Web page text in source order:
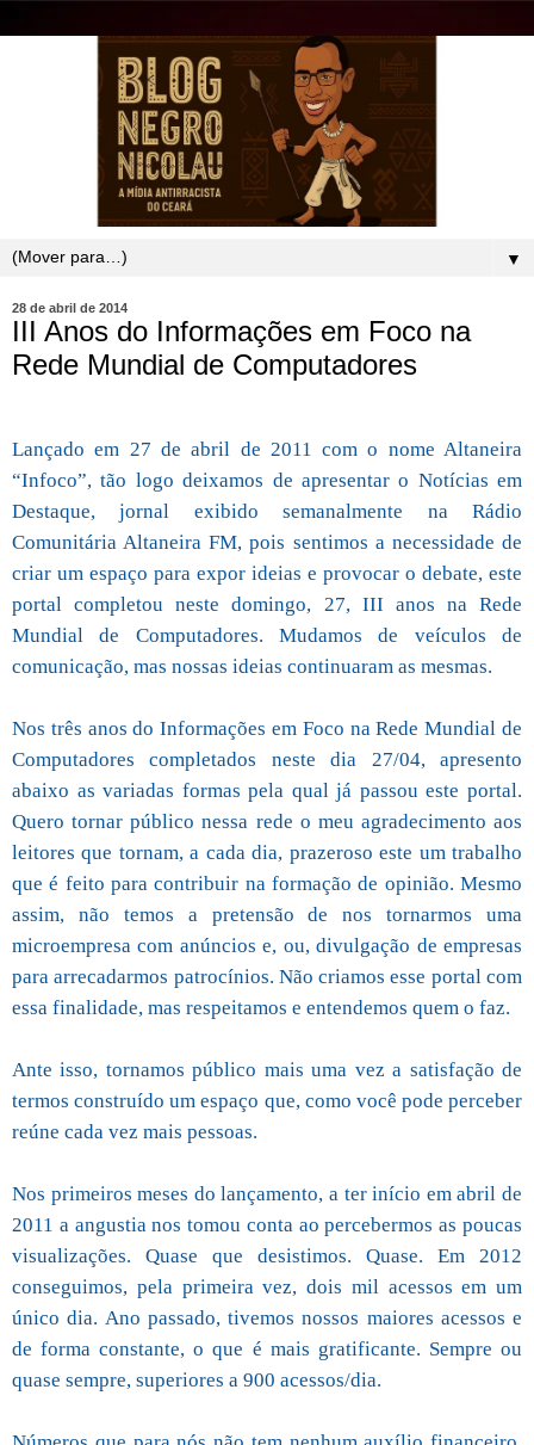
▼
28 de abril de 2014
III Anos do Informações em Foco na
Rede Mundial de Computadores
Lançado em 27 de abril de 2011 com o nome Altaneira
“Infoco”, tão logo deixamos de apresentar o Notícias em
Destaque, jornal exibido semanalmente na Rádio
Comunitária Altaneira FM, pois sentimos a necessidade de
criar um espaço para expor ideias e provocar o debate, este
portal completou neste domingo, 27, III anos na Rede
Mundial de Computadores. Mudamos de veículos de
comunicação, mas nossas ideias continuaram as mesmas.
Nos três anos do Informações em Foco na Rede Mundial de
Computadores completados neste dia 27/04, apresento
abaixo as variadas formas pela qual já passou este portal.
Quero tornar público nessa rede o meu agradecimento aos
leitores que tornam, a cada dia, prazeroso este um trabalho
que é feito para contribuir na formação de opinião. Mesmo
assim, não temos a pretensão de nos tornarmos uma
microempresa com anúncios e, ou, divulgação de empresas
para arrecadarmos patrocínios. Não criamos esse portal com
essa finalidade, mas respeitamos e entendemos quem o faz.
Ante isso, tornamos público mais uma vez a satisfação de
termos construído um espaço que, como você pode perceber
reúne cada vez mais pessoas.
Nos primeiros meses do lançamento, a ter início em abril de
2011 a angustia nos tomou conta ao percebermos as poucas
visualizações. Quase que desistimos. Quase. Em 2012
conseguimos, pela primeira vez, dois mil acessos em um
único dia. Ano passado, tivemos nossos maiores acessos e
de forma constante, o que é mais gratificante. Sempre ou
quase sempre, superiores a 900 acessos/dia.